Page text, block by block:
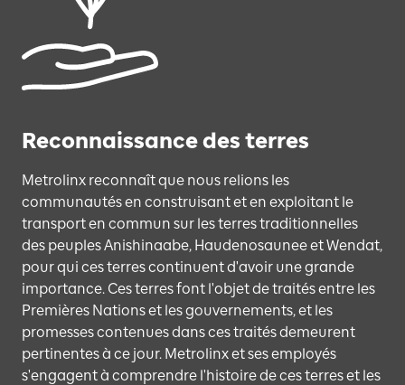
Reconnaissance des terres
Metrolinx reconnaît que nous relions les
communautés en construisant et en exploitant le
transport en commun sur les terres traditionnelles
des peuples Anishinaabe, Haudenosaunee et Wendat,
pour qui ces terres continuent d'avoir une grande
importance. Ces terres font l'objet de traités entre les
Premières Nations et les gouvernements, et les
promesses contenues dans ces traités demeurent
pertinentes à ce jour. Metrolinx et ses employés
s'engagent à comprendre l'histoire de ces terres et les